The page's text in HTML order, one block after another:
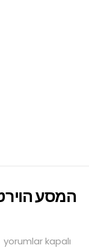
המסע
המסע
yorumlar kapalı